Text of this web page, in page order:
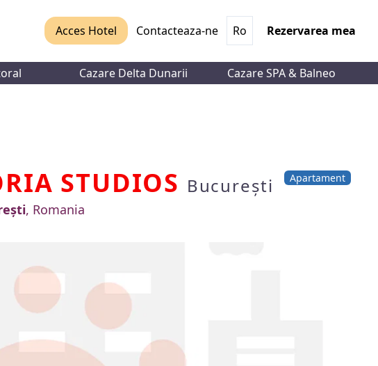
Acces Hotel Contacteaza-ne Ro Rezervarea mea
Cazare Delta Dunarii Cazare SPA & Balneo
STUDIOS București Apartament
, Romania